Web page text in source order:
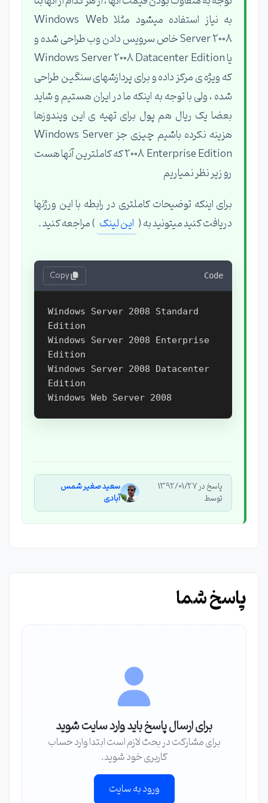
به نیاز استفاده میشود مثلا Windows Web
Server 2008 خاص سرویس دادن وب طراحی شده و
یا Windows Server 2008 Datacenter Edition
که ویژه ی مرکز داده و برای پردازشهای سنگین طراحی
شده ، ولی با توجه به اینکه ما در ایران هستیم و شاید
بعضا یک ریال هم پول برای تهیه ی این ویندوزها
هزینه نکرده باشیم چیزی جز Windows Server
2008 Enterprise Edition که کاملترین آنها هست
رو زیر نظر نمیاریم
برای اینکه توضیحات کاملتری در رابطه با این ورژنها
دریافت کنید میتونید به ( این لینک ) مراجعه کنید .
Code
Copy
Windows Server 2008 Standard
Edition
Windows Server 2008 Enterprise
Edition
Windows Server 2008 Datacenter
Edition
پاسخ در 1392/01/27
توسط
سعید صغیر شمس
آبادی
پاسخ شما
برای ارسال پاسخ باید وارد سایت شوید
برای مشارکت در بحث لازم است ابتدا وارد حساب
کاربری خود شوید.
ورود به سایت